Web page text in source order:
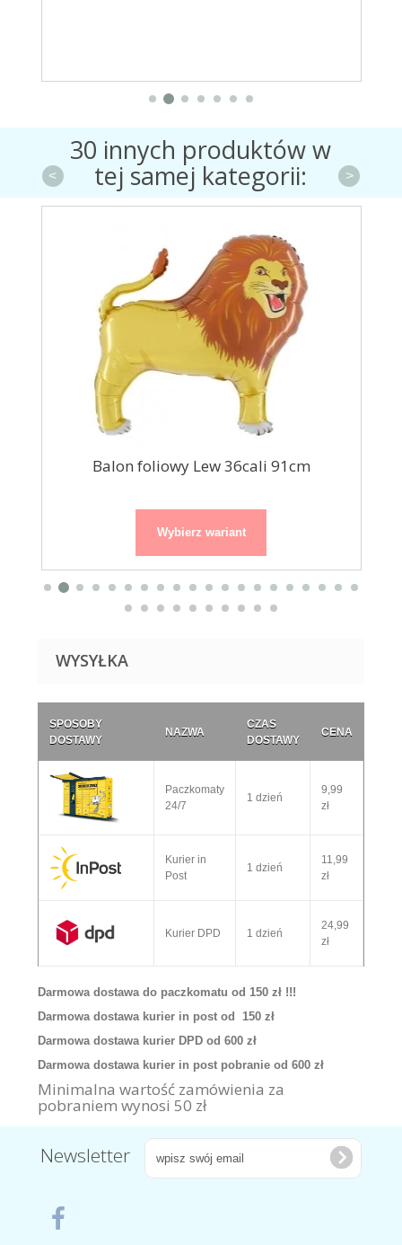
30 innych produktów w
tej samej kategorii:
Balon foliowy Lew 36cali 91cm
Wybierz wariant
< >
WYSYŁKA
SPOSOBY
DOSTAWY
NAZWA
CZAS
DOSTAWY
CENA
Paczkomaty
24/7
1 dzień
9,99
zł
Kurier in
Post
1 dzień
11,99
zł
Kurier DPD 1 dzień
24,99
zł
Darmowa dostawa do paczkomatu od 150 zł !!!
Darmowa dostawa kurier in post od 150 zł
Darmowa dostawa kurier DPD od 600 zł
Darmowa dostawa kurier in post pobranie od 600 zł
Minimalna wartość zamówienia za
pobraniem wynosi 50 zł
Newsletter